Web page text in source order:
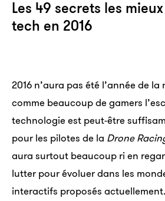
Les 49 secrets les
tech en 2016
2016 n’aura pas été l’année de
comme beaucoup de gamers
technologie est peut-être
pour les pilotes de la Drone
aura surtout beaucoup ri en
lutter pour évoluer dans les
interactifs proposés